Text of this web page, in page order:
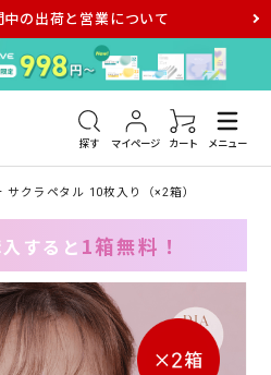
の出荷と営業について
探す マイページ カート メニュー
メダリスト メガネ
サクラペタル 10枚入り（×2箱）
すると 1箱無料！